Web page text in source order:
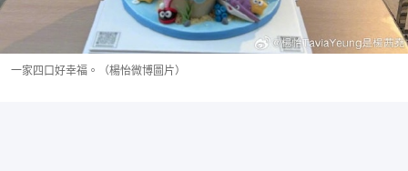
一家四口好幸福。（楊怡微博圖片）